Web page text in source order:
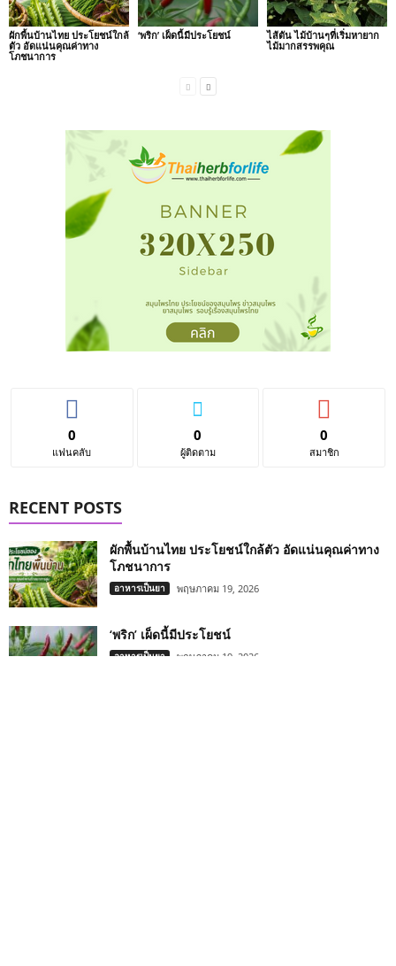
ผักพื้นบ้านไทย ประโยชน์ใกล้
ตัว อัดแน่นคุณค่าทาง
โภชนาการ
‘พริก’ เผ็ดนี้มีประโยชน์
ไส้ตัน ไม้บ้านๆที่เริ่มหายาก
ไม้มากสรรพคุณ
0
แฟนคลับ
0
ผู้ติดตาม
0
สมาชิก
RECENT POSTS
ผักพื้นบ้านไทย ประโยชน์ใกล้ตัว อัดแน่นคุณค่าทาง
โภชนาการ
อาหารเป็นยา พฤษภาคม 19, 2026
‘พริก’ เผ็ดนี้มีประโยชน์
อาหารเป็นยา พฤษภาคม 19, 2026